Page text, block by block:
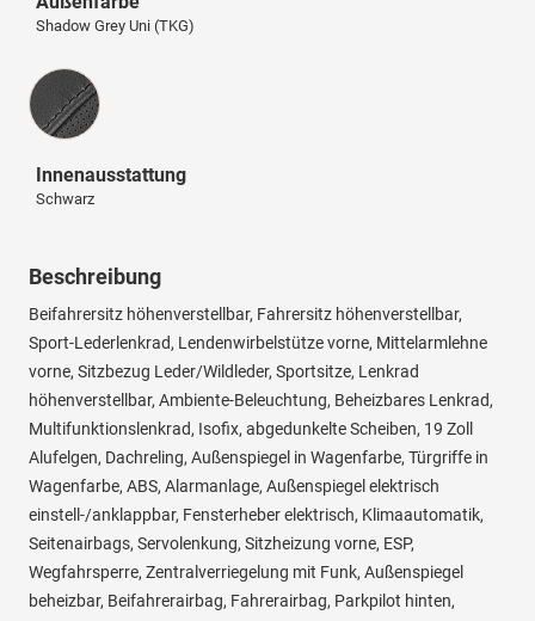
Shadow Grey Uni (TKG)
Innenausstattung
Innenausstattung
Schwarz
Beschreibung
Beifahrersitz höhenverstellbar, Fahrersitz höhenverstellbar,
Sport-Lederlenkrad, Lendenwirbelstütze vorne, Mittelarmlehne
vorne, Sitzbezug Leder/Wildleder, Sportsitze, Lenkrad
höhenverstellbar, Ambiente-Beleuchtung, Beheizbares Lenkrad,
Multifunktionslenkrad, Isofix, abgedunkelte Scheiben, 19 Zoll
Alufelgen, Dachreling, Außenspiegel in Wagenfarbe, Türgriffe in
Wagenfarbe, ABS, Alarmanlage, Außenspiegel elektrisch
einstell-/anklappbar, Fensterheber elektrisch, Klimaautomatik,
Seitenairbags, Servolenkung, Sitzheizung vorne, ESP,
Wegfahrsperre, Zentralverriegelung mit Funk, Außenspiegel
beheizbar, Beifahrerairbag, Fahrerairbag, Parkpilot hinten,